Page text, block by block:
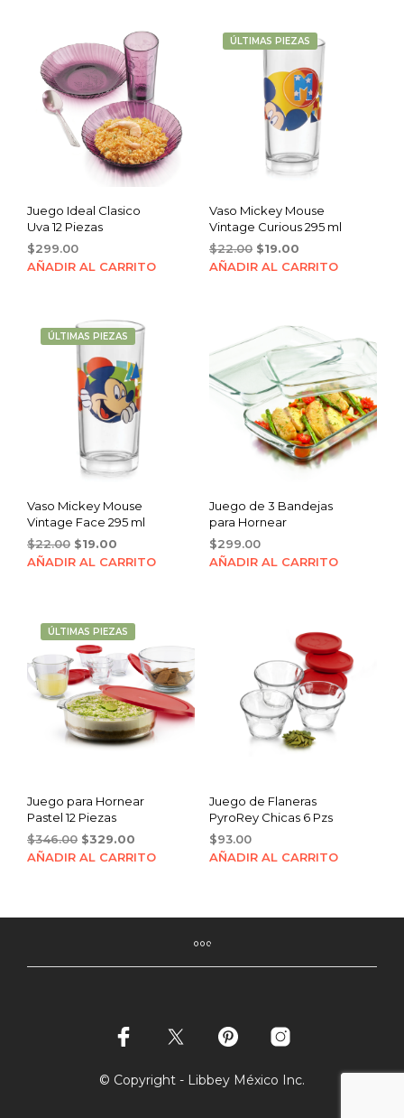
Juego Ideal Clasico
Uva 12 Piezas
$299.00
AÑADIR AL CARRITO
ÚLTIMAS PIEZAS
Vaso Mickey Mouse
Vintage Curious 295 ml
$22.00 Original
price
$19.00Current
price
AÑADIR AL CARRITO
ÚLTIMAS PIEZAS
Vaso Mickey Mouse
Vintage Face 295 ml
$22.00 Original
price
$19.00
price
AÑADIR AL CARRITO
Juego de 3 Bandejas
para Hornear
$299.00
AÑADIR AL CARRITO
ÚLTIMAS PIEZAS
Juego para Hornear
Pastel 12 Piezas
$346.00 Original
price
$329.00
price
AÑADIR AL CARRITO
Juego de Flaneras
PyroRey Chicas 6 Pzs
$93.00
AÑADIR AL CARRITO
© Copyright - Libbey México Inc.